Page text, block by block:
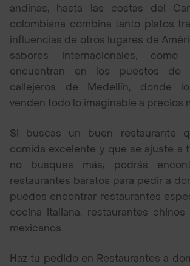
andinas, hasta las costas del
colombiana combina tanto platos
influencias de otros lugares de
sabores internacionales,
encuentran en los puestos de
callejeros de Medellín, donde
venden todo lo imaginable a precios
Si buscas un buen restaurante
comida excelente y que se ajuste a
no busques más; podrás
restaurantes baratos para pedir a
puedes encontrar restaurantes
cocina italiana, restaurantes
mexicanos.
Haz tu pedido en Restaurantes a